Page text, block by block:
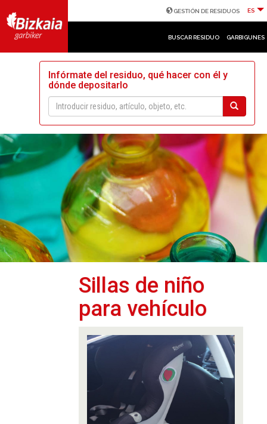
GESTIÓN DE RESIDUOS ES
BUSCAR RESIDUO GARBIGUNES
Infórmate del residuo, qué hacer con él y
dónde depositarlo
Sillas de niño
para vehículo